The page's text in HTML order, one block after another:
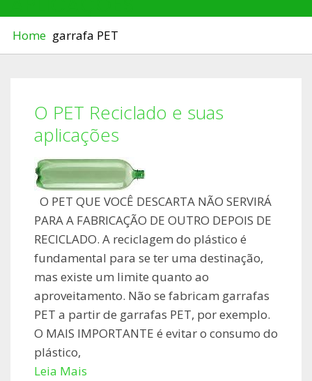
Home garrafa PET
O PET Reciclado e suas
aplicações
O PET QUE VOCÊ DESCARTA NÃO SERVIRÁ
PARA A FABRICAÇÃO DE OUTRO DEPOIS DE
RECICLADO. A reciclagem do plástico é
fundamental para se ter uma destinação,
mas existe um limite quanto ao
aproveitamento. Não se fabricam garrafas
PET a partir de garrafas PET, por exemplo.
O MAIS IMPORTANTE é evitar o consumo do
plástico,
Leia Mais